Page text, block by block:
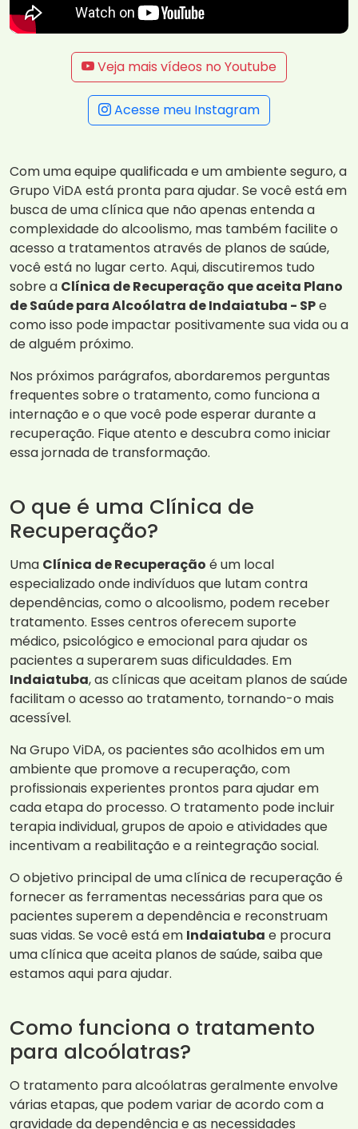
Veja mais vídeos no Youtube
Acesse meu Instagram
Com uma equipe qualificada e um ambiente seguro, a
Grupo ViDA está pronta para ajudar. Se você está em
busca de uma clínica que não apenas entenda a
complexidade do alcoolismo, mas também facilite o
acesso a tratamentos através de planos de saúde,
você está no lugar certo. Aqui, discutiremos tudo
sobre a Clínica de Recuperação que aceita Plano
de Saúde para Alcoólatra de Indaiatuba - SPe
como isso pode impactar positivamente sua vida ou a
de alguém próximo.
Nos próximos parágrafos, abordaremos perguntas
frequentes sobre o tratamento, como funciona a
internação e o que você pode esperar durante a
recuperação. Fique atento e descubra como iniciar
essa jornada de transformação.
O que é uma Clínica de
Recuperação?
Uma Clínica de Recuperação é um local
especializado onde indivíduos que lutam contra
dependências, como o alcoolismo, podem receber
tratamento. Esses centros oferecem suporte
médico, psicológico e emocional para ajudar os
pacientes a superarem suas dificuldades. Em
Indaiatuba, as clínicas que aceitam planos de saúde
facilitam o acesso ao tratamento, tornando-o mais
acessível.
Na Grupo ViDA, os pacientes são acolhidos em um
ambiente que promove a recuperação, com
profissionais experientes prontos para ajudar em
cada etapa do processo. O tratamento pode incluir
terapia individual, grupos de apoio e atividades que
incentivam a reabilitação e a reintegração social.
O objetivo principal de uma clínica de recuperação é
fornecer as ferramentas necessárias para que os
pacientes superem a dependência e reconstruam
suas vidas. Se você está em Indaiatuba e procura
uma clínica que aceita planos de saúde, saiba que
estamos aqui para ajudar.
Como funciona o tratamento
para alcoólatras?
O tratamento para alcoólatras geralmente envolve
várias etapas, que podem variar de acordo com a
gravidade da dependência e as necessidades